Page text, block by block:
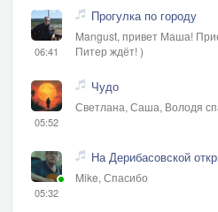
06:41
Прогулка по городу
Mangust, привет Маша!
Питер ждёт! )
05:52
Чудо
Светлана, Саша, Володя
05:32
На Дерибасовской
Mike, Спасибо